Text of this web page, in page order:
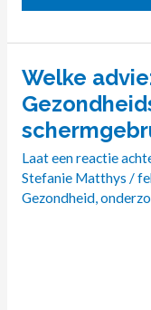
​Welke
Laat een reactie
Stefanie Matthys /
Gezondheid,
Welke
geeft
de
Hoge